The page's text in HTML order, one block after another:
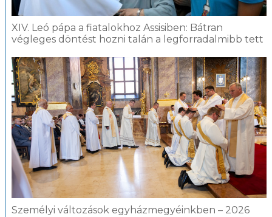
XIV. Leó pápa a fiatalokhoz Assisiben: Bátran
végleges döntést hozni talán a legforradalmibb tett
Személyi változások egyházmegyéinkben – 2026